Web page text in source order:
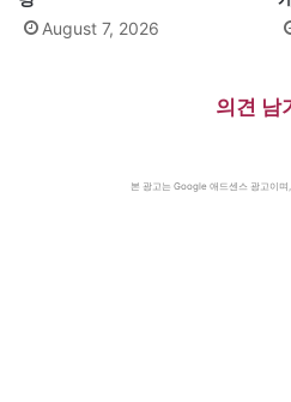
August 7, 2026
의견 남
본 광고는 Google 애드센스 광고이며